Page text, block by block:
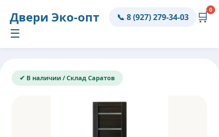
Двери Эко-опт
☰
📞 8 (927) 279-34-03 🛒
0
✔ В наличии / Склад Саратов